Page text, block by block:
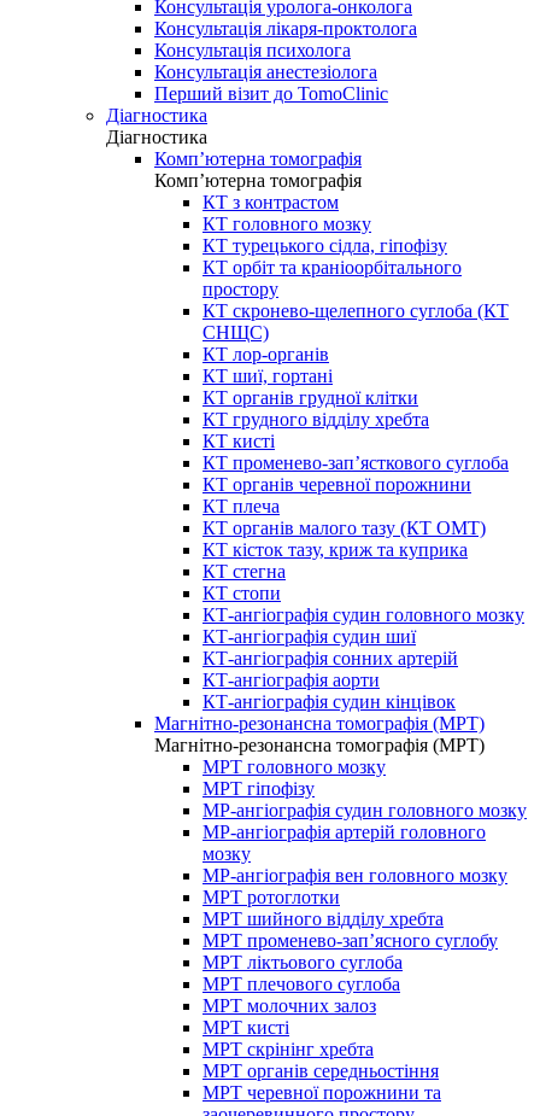
Консультація уролога-онколога
Консультація лікаря-проктолога
Консультація психолога
Консультація анестезіолога
Перший візит до TomoClinic
Діагностика
Діагностика
Комп’ютерна томографія
Комп’ютерна томографія
КТ з контрастом
КТ головного мозку
КТ турецького сідла, гіпофізу
КТ орбіт та краніоорбітального
простору
КТ скронево-щелепного суглоба (КТ
СНЩС)
КТ лор-органів
КТ шиї, гортані
КТ органів грудної клітки
КТ грудного відділу хребта
КТ кисті
КТ променево-зап’ясткового суглоба
КТ органів черевної порожнини
КТ плеча
КТ органів малого тазу (КТ ОМТ)
КТ кісток тазу, криж та куприка
КТ стегна
КТ стопи
КТ-ангіографія судин головного мозку
КТ-ангіографія судин шиї
КТ-ангіографія сонних артерій
КТ-ангіографія аорти
КТ-ангіографія судин кінцівок
Магнітно-резонансна томографія (МРТ)
Магнітно-резонансна томографія (МРТ)
МРТ головного мозку
МРТ гіпофізу
МР-ангіографія судин головного мозку
МР-ангіографія артерій головного
мозку
МР-ангіографія вен головного мозку
МРТ ротоглотки
МРТ шийного відділу хребта
МРТ променево-зап’ясного суглобу
МРТ ліктьового суглоба
МРТ плечового суглоба
МРТ молочних залоз
МРТ кисті
МРТ скрінінг хребта
МРТ органів середньостіння
МРТ черевної порожнини та